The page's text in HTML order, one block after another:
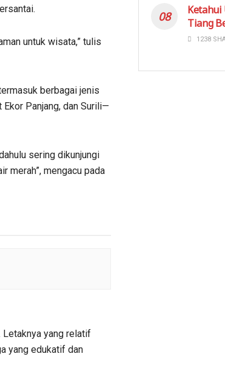
untuk wisata,” tulis
berbagai jenis
Panjang, dan Surili—
sering dikunjungi
merah”, mengacu pada
Letaknya yang relatif
yang edukatif dan
Ketahui
Tiang
1238